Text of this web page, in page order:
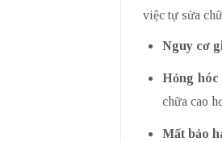
việc tự sửa
Nguy cơ
Hỏng hóc
chữa cao
Mất bảo